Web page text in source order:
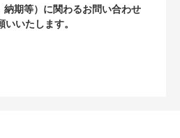
期等）に関わるお問い合わせ
いいたします。